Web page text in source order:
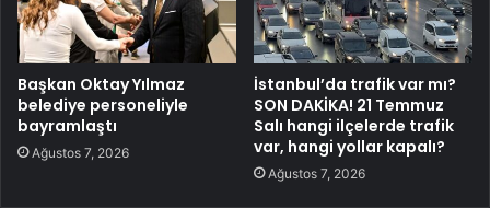
Başkan Oktay Yılmaz
belediye personeliyle
bayramlaştı
Ağustos 7, 2026
İstanbul’da trafik var mı?
SON DAKİKA! 21 Temmuz
Salı hangi ilçelerde trafik
var, hangi yollar kapalı?
Ağustos 7, 2026